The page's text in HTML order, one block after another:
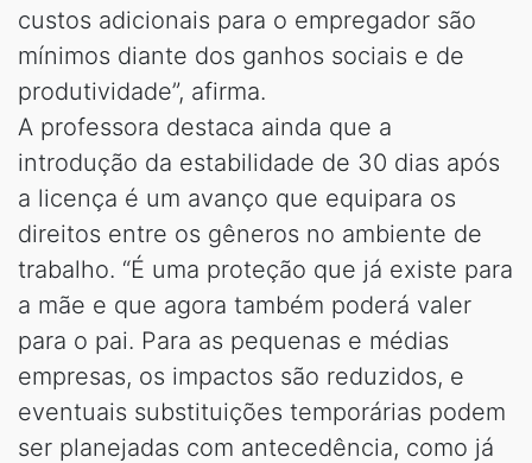
custos adicionais para o empregador são
mínimos diante dos ganhos sociais e de
produtividade”, afirma.
A professora destaca ainda que a
introdução da estabilidade de 30 dias após
a licença é um avanço que equipara os
direitos entre os gêneros no ambiente de
trabalho. “É uma proteção que já existe para
a mãe e que agora também poderá valer
para o pai. Para as pequenas e médias
empresas, os impactos são reduzidos, e
eventuais substituições temporárias podem
ser planejadas com antecedência, como já